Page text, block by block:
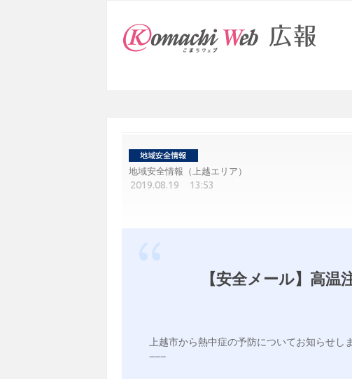
地域安全情報（上越エリア）
2019.08.19 13:53
【安全メール】高
上越市から熱中症の予防についてお知らせしま
−−−